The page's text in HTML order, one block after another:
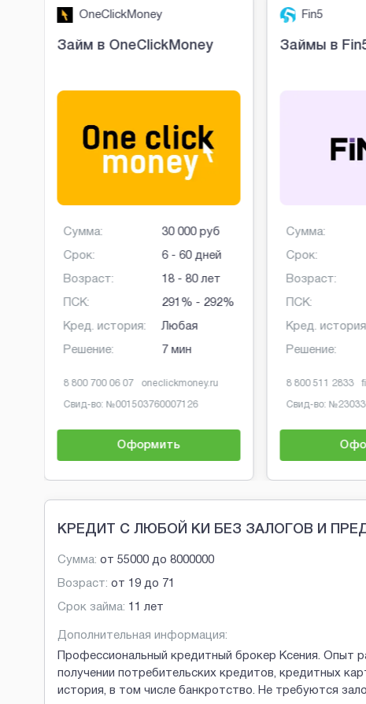
OneClickMoney
Займ в OneClickMoney
Сумма:
Срок:
Возраст:
ПСК:
Кред. история:
Решение:
30 000 руб
6 - 60 дней
18 - 80 лет
291% - 292%
Любая
7 мин
8 800 700 06 07 oneclickmoney.ru
Свид-во: №001503760007126
Оформить
Fin5
Займы в
Сумма:
Срок:
Возраст:
ПСК:
Кред.
Решение:
8 800 511 2833
Свид-во: №
Brobaza - Обычные объявления
КРЕДИТ С ЛЮБОЙ КИ БЕЗ ЗАЛОГОВ И
Сумма: от 55000 до 8000000
Возраст: от 19 до 71
Срок займа: 11 лет
Дополнительная информация:
Профессиональный кредитный брокер Ксения. Опыт
получении потребительских кредитов, кредитных
история, в том числе банкротство. Не требуются